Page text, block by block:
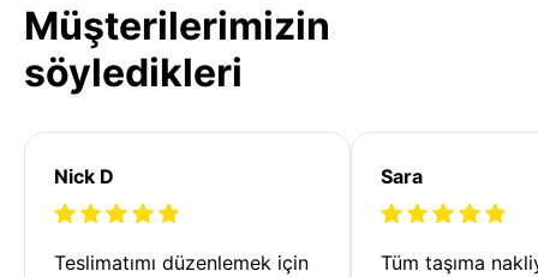
Müşterilerimizin
söyledikleri
Nick D
Teslimatımı düzenlemek için
Sara
Tüm taşıma